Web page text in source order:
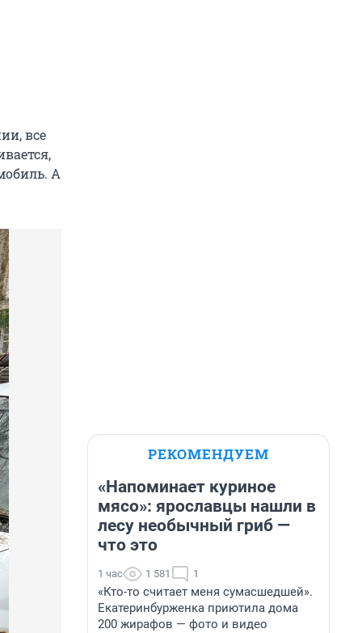
все
А
РЕКОМЕНДУЕМ
«Напоминает куриное
мясо»: ярославцы нашли в
лесу необычный гриб —
что это
1 час 1 581 1
«Кто-то считает меня сумасшедшей».
Екатеринбурженка приютила дома
200 жирафов — фото и видео